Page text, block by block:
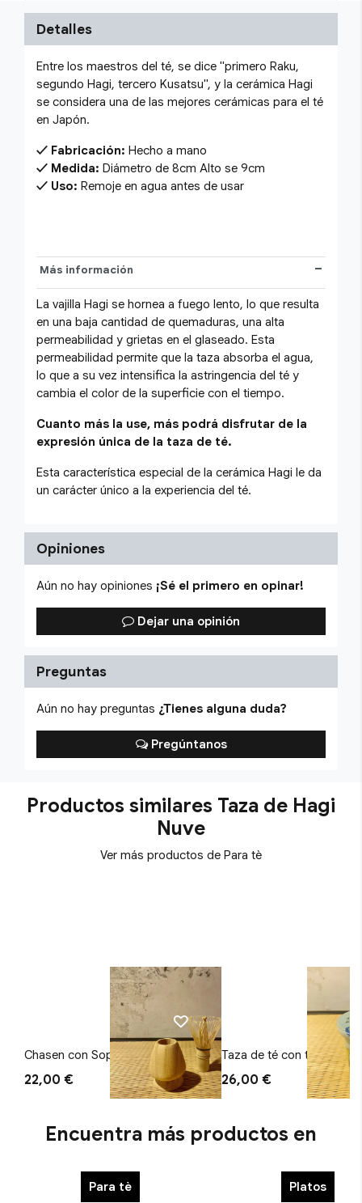
Detalles
Entre los maestros del té, se dice "primero Raku,
segundo Hagi, tercero Kusatsu", y la cerámica Hagi
se considera una de las mejores cerámicas para el té
en Japón.
Fabricación: Hecho a mano
Medida: Diámetro de 8cm Alto se 9cm
Uso: Remoje en agua antes de usar
Más información
La vajilla Hagi se hornea a fuego lento, lo que resulta
en una baja cantidad de quemaduras, una alta
permeabilidad y grietas en el glaseado. Esta
permeabilidad permite que la taza absorba el agua,
lo que a su vez intensifica la astringencia del té y
cambia el color de la superficie con el tiempo.
Cuanto más la use, más podrá disfrutar de la
expresión única de la taza de té.
Esta característica especial de la cerámica Hagi le da
un carácter único a la experiencia del té.
Opiniones
Aún no hay opiniones ¡Sé el primero en opinar!
Dejar una opinión
Preguntas
Aún no hay preguntas ¿Tienes alguna duda?
Pregúntanos
Productos similares Taza de Hagi
Nuve
Ver más productos de Para tè
Chasen con Soporte de Chasen
(Set)
22,00 €
Taza de té con tapa 7
26,00 €
Encuentra más productos en
Para tè Platos